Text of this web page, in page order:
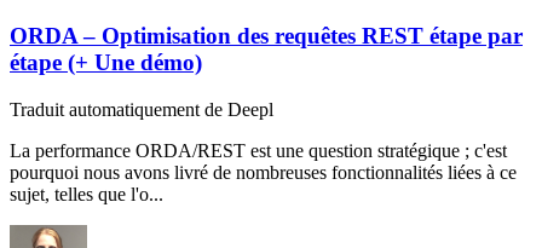
ORDA – Optimisation des requêtes REST étape par
étape (+ Une démo)
Traduit automatiquement de Deepl
La performance ORDA/REST est une question stratégique ; c'est
pourquoi nous avons livré de nombreuses fonctionnalités liées à ce
sujet, telles que l'o...